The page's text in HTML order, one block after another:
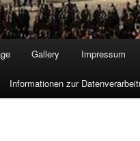
Gallery Impressum
Informationen zur